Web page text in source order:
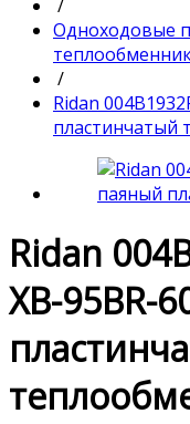
/
Одноходовые
/
Ridan
пластинчатый
Ridan
XB-95BR-